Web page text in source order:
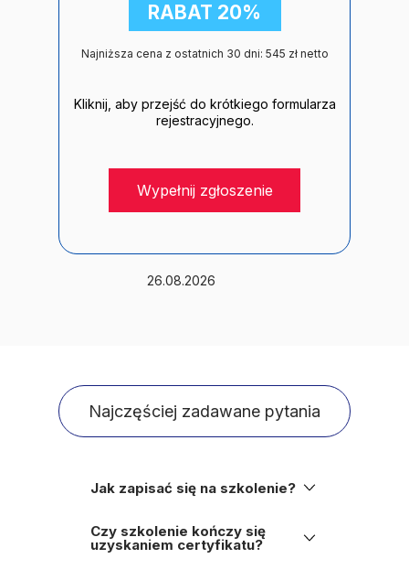
RABAT 20%
Najniższa cena z ostatnich 30 dni: 545 zł netto
Wypełnij zgłoszenie
Kliknij, aby przejść do krótkiego formularza
rejestracyjnego.
26.08.2026
Najczęściej zadawane pytania
Jak zapisać się na szkolenie?
zgłoszeniowy. Na podany przy
rejestracji adres e-mail wyślemy
Czy szkolenie kończy się
uzyskaniem certyfikatu?